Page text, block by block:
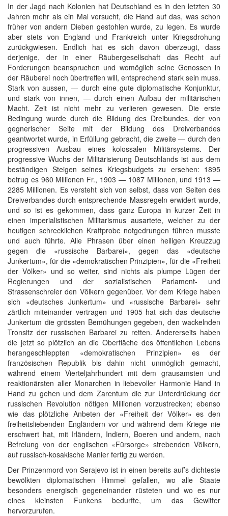
In der Jagd nach Kolonien hat Deutschland es in den letzten 30
Jahren mehr als ein Mal versucht, die Hand auf das, was schon
früher von andern Dieben gestohlen wurde, zu legen. Es wurde
aber stets von England und Frankreich unter Kriegsdrohung
zurückgwiesen. Endlich hat es sich davon überzeugt, dass
derjenige, der in einer Räubergesellschaft das Recht auf
Forderungen beanspruchen und womöglich seine Genossen in
der Räuberei noch übertreffen will, entsprechend stark sein muss.
Stark von aussen, — durch eine gute diplomatische Konjunktur,
und stark von innen, — durch einen Aufbau der militärischen
Macht. Zeit ist nicht mehr zu verlieren gewesen. Die erste
Bedingung wurde durch die Bildung des Dreibundes, der von
gegnerischer Seite mit der Bildung des Dreiverbandes
geantwortet wurde, in Erfüllung gebracht, die zweite — durch den
progressiven Ausbau eines kolossalen Militärsystems. Der
progressive Wuchs der Militärisierung Deutschlands ist aus dem
beständigen Steigen seines Kriegsbudgets zu ersehen: 1895
betrug es 960 Millionen Fr., 1903 — 1087 Millionen, und 1913 —
2285 Millionen. Es versteht sich von selbst, dass von Seiten des
Dreiverbandes durch entsprechende Massregeln erwidert wurde,
und so ist es gekommen, dass ganz Europa in kurzer Zeit in
einen imperialistischen Militarismus ausartete, welcher zu der
heutigen schrecklichen Kraftprobe notgedrungen führen musste
und auch führte. Alle Phrasen über einen heiligen Kreuzzug
gegen die «russische Barbarei», gegen das «deutsche
Junkertum», für die «demokratischen Prinzipien», für die «Freiheit
der Völker» und so weiter, sind nichts als plumpe Lügen der
Regierungen und der sozialistischen Parlament- und
Strassenschreier den Völkern gegenüber. Vor dem Kriege haben
sich «deutsches Junkertum» und «russische Barbarei» sehr
zärtlich miteinander vertragen und 1905 hat sich das deutsche
Junkertum die grössten Bemühungen gegeben, den wackelnden
Tronsitz der russischen Barbarei zu retten. Andererseits haben
die jetzt so plötzlich an die Oberfläche des öffentlichen Lebens
herangeschleppten «demokratischen Prinzipien» es der
französischen Republik bis dahin nicht unmöglich gemacht,
während einem Vierteljahrhundert mit dem grausamsten und
reaktionärsten aller Monarchen in liebevoller Harmonie Hand in
Hand zu gehen und dem Zarentum die zur Unterdrückung der
russischen Revolution nötigen Millionen vorzustrecken; ebenso
wie das plötzliche Anbeten der «Freiheit der Völker» es den
freiheitsliebenden Engländern vor und während dem Kriege nie
erschwert hat, mit Irländern, Indiern, Boeren und andern, nach
Befreiung von der englischen «Fürsorge» strebenden Völkern,
auf russisch-kosakische Manier fertig zu werden.
Der Prinzenmord von Serajevo ist in einen bereits auf’s dichteste
bewölkten diplomatischen Himmel gefallen, wo alle Staate
besonders energisch gegeneinander rüsteten und wo es nur
eines kleinsten Funkens bedurfte, um das Gewitter
hervorzurufen.